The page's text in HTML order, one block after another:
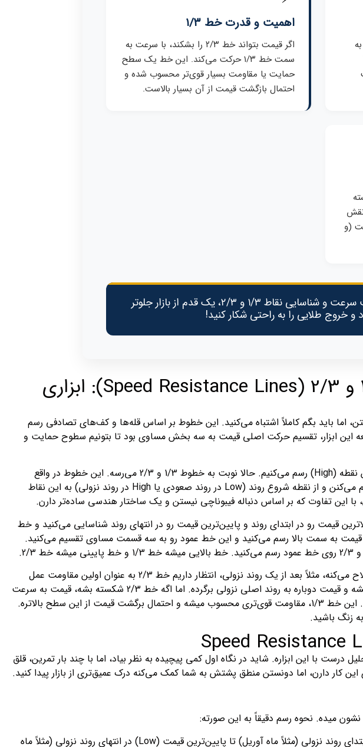
اهمیت و قدرت خط ۱/۳
اگر قیمت بتواند خط ۲/۳ را بشکند، با سرعت به
سمت خط ۱/۳ حرکت می‌کند. این خط یک سطح
حمایت یا مقاومت بسیار قوی‌تر محسوب شده و
احتمال بازگشت قیمت از آن بسیار بالاست.
خطوط ۱/۳ و ۲/۳، نقش
(و
با استفاده صحیح از خطوط مقاومت سرعت و شناسایی نقاط ۱/۳ و ۲/۳، یک قدم از بازار جلوتر
و خروج طلایی را به راحتی شکار کنید!
خطوط مقاومت سرعت، خطوط 1/3 و 2/3 (Speed Resistance Lines): ابزاری
اما باید بگم کاملاً اشتباه می‌کنید. این خطوط بر اساس قله‌ها و کف‌های تصادفی رسم
این ابزار، تقسیم حرکت اصلی قیمت به سه بخش مساوی بود تا بتونیم سطوح حمایت و
در یک روند صعودی، خط اول رو از پایین‌ترین نقطه (Low) به بالاترین نقطه (High) رسم می‌کنیم. حالا نوبت به خطوط 1/3 و 2/3 می‌رسه. این خطوط در واقع
فاصله‌ای رو که قیمت بین Low و High طی کرده، به سه قسمت تقسیم می‌کنن و از نقطه شروع روند (Low در روند صعودی یا High در روند نزولی) به این نقاط
تفاوت که بر اساس دنباله فیبوناچی نیستن و یک ساختار هندسی ساده‌تر دارن.
قیمت رو در ابتدای روند و پایین‌ترین قیمت رو در انتهای روند شناسایی می‌کنید و خط
به سمت بالا رسم می‌کنید و این خط عمود رو به سه قسمت مساوی تقسیم می‌کنید.
تحلیل این خطوط خیلی ساده اما قدرتمنده. وقتی قیمت شروع به اصلاح می‌کنه، مثلاً بعد از یک روند نزولی، انتظار داریم خط 2/3 به عنوان اولین مقاومت عمل
کنه. اگه قیمت نتونه از این سطح عبور کنه، ممکنه روند اصلاحی تموم بشه و قیمت دوباره به روند اصلی نزولی برگرده. اما اگه خط 2/3 شکسته بشه، قیمت به سرعت
به سمت خط 1/3 حرکت می‌کنه و اونجا باید منتظر واکنش بازار باشید. این خط 1/3، مقاومت قوی‌تری محسوب میشه و احتمال برگشت قیمت از این سطح بالاتره.
زنگ باشید.
درست با این ابزاره. شاید در نگاه اول کمی پیچیده به نظر بیاد، اما با چند بار تمرین، قلق
این کار دارن، اما دونستن منطق پشتش به شما کمک می‌کنه درک عمیق‌تری از بازار پیدا کنید.
این خط رو از بالاترین قیمت (High) در ابتدای روند نزولی (مثلاً ماه آوریل) تا پایین‌ترین قیمت (Low) در انتهای روند نزولی (مثلاً ماه